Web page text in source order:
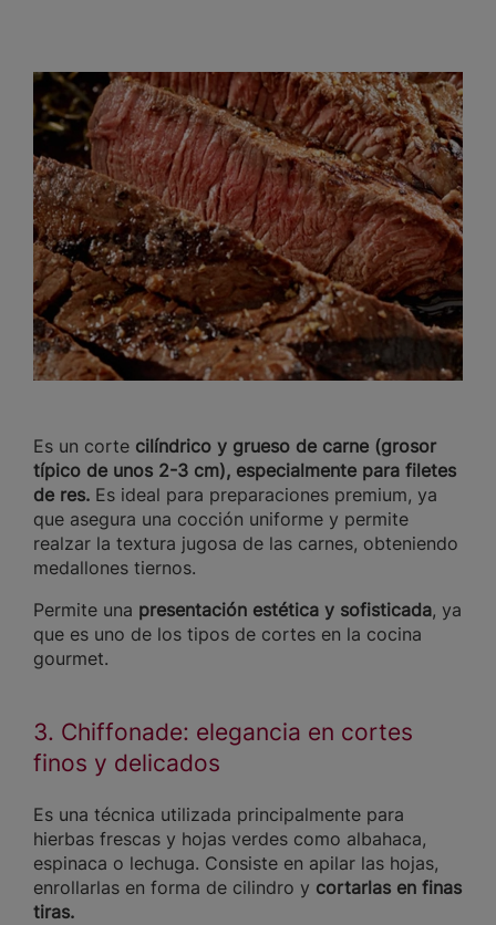
Es un corte cilíndrico y grueso de carne (grosor
típico de unos 2-3 cm), especialmente para filetes
de res. Es ideal para preparaciones premium, ya
que asegura una cocción uniforme y permite
realzar la textura jugosa de las carnes, obteniendo
medallones tiernos.
Permite una presentación estética y sofisticada, ya
que es uno de los tipos de cortes en la cocina
gourmet.
3. Chiffonade: elegancia en cortes
finos y delicados
Es una técnica utilizada principalmente para
hierbas frescas y hojas verdes como albahaca,
espinaca o lechuga. Consiste en apilar las hojas,
enrollarlas en forma de cilindro y cortarlas en finas
tiras.